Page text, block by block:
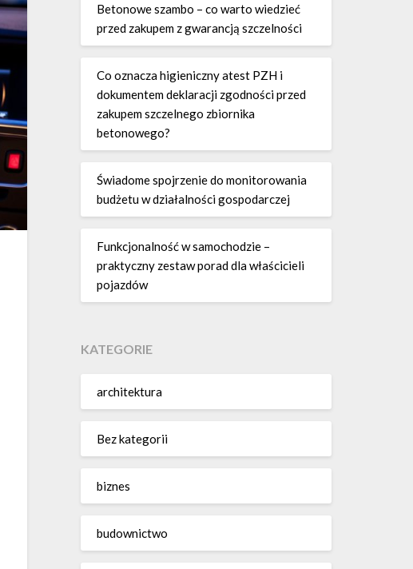
Betonowe szambo – co warto wiedzieć
przed zakupem z gwarancją szczelności
Co oznacza higieniczny atest PZH i
dokumentem deklaracji zgodności przed
zakupem szczelnego zbiornika
betonowego?
Świadome spojrzenie do monitorowania
budżetu w działalności gospodarczej
Funkcjonalność w samochodzie –
praktyczny zestaw porad dla właścicieli
pojazdów
KATEGORIE
architektura
Bez kategorii
biznes
budownictwo